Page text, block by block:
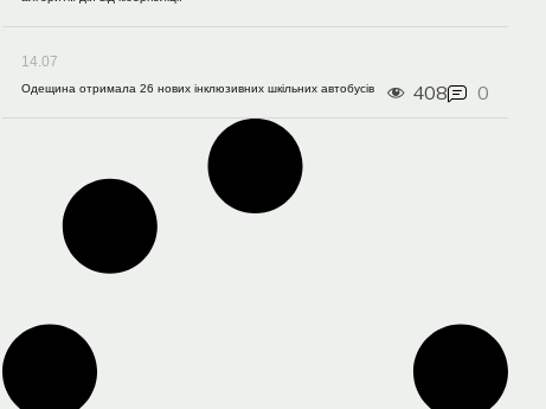
Одещина отримала 26 нових інклюзивних шкільних автобусів
14.07
408 0